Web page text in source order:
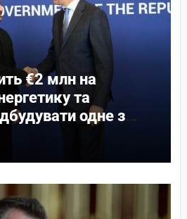
€2 млн на
та
одне з